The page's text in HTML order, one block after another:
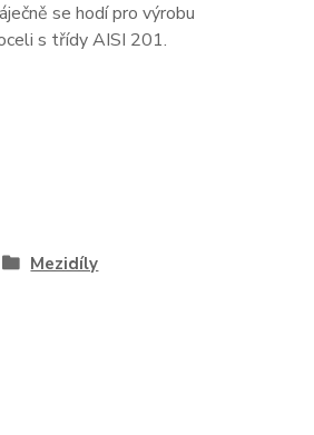
se hodí pro výrobu
s třídy AISI 201.
Mezidíly